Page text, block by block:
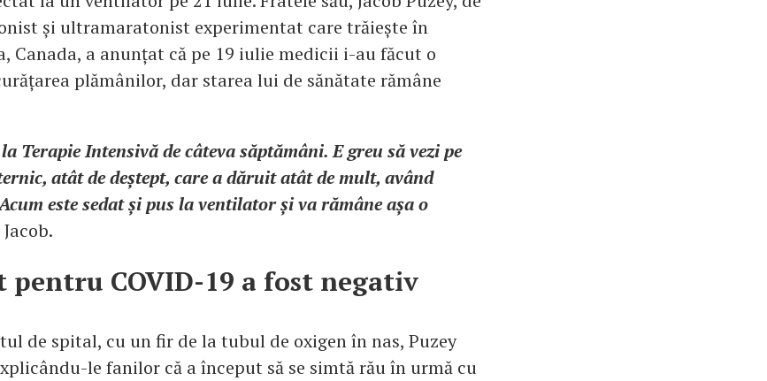
și ultramaratonist experimentat care trăiește în
Canada, a anunțat că pe 19 iulie medicii i-au făcut o
plămânilor, dar starea lui de sănătate rămâne
Terapie Intensivă de câteva săptămâni. E greu să vezi pe
atât de deștept, care a dăruit atât de mult, având
este sedat și pus la ventilator și va rămâne așa o
pentru COVID-19 a fost negativ
de spital, cu un fir de la tubul de oxigen în nas, Puzey
le fanilor că a început să se simtă rău în urmă cu